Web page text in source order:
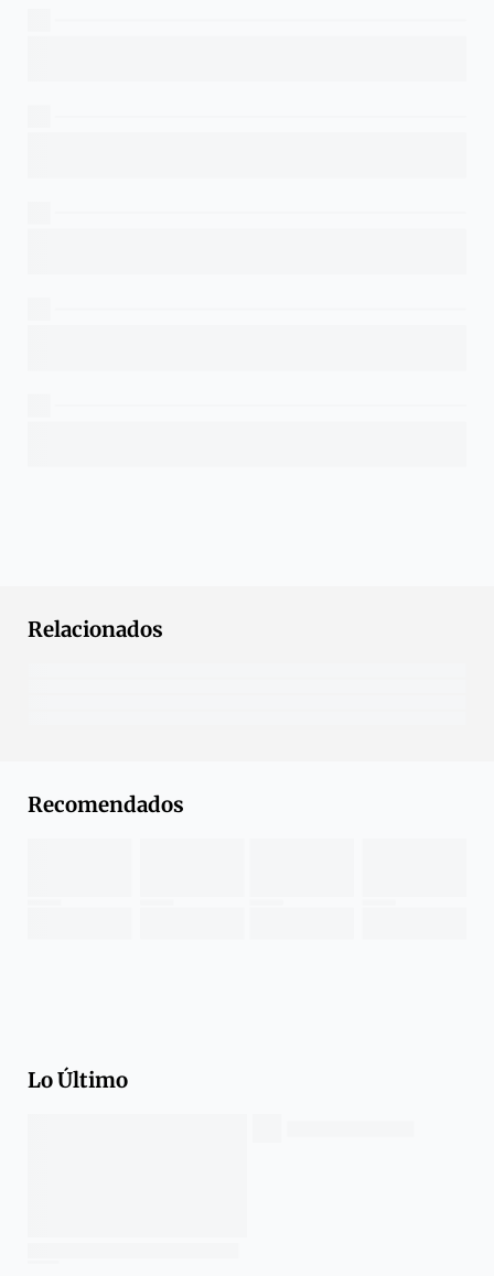
Relacionados
Recomendados
Lo Último